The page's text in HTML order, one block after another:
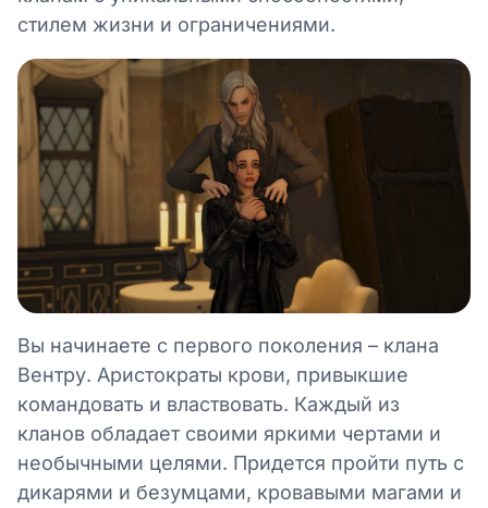
стилем жизни и ограничениями.
Вы начинаете с первого поколения – клана
Вентру. Аристократы крови, привыкшие
командовать и властвовать. Каждый из
кланов обладает своими яркими чертами и
необычными целями. Придется пройти путь с
дикарями и безумцами, кровавыми магами и